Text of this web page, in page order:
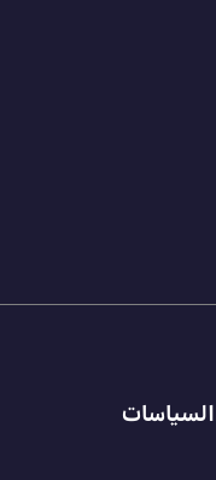
السياسات